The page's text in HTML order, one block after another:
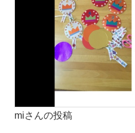
miさんの投稿